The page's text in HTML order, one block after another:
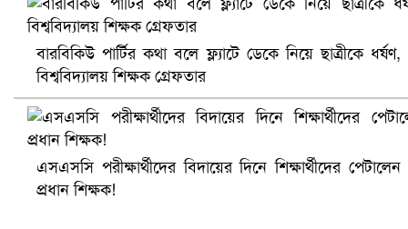
সৌদিতে ব্যাপক ধরপাকড়, এক সপ্তাহেই ২১ হাজারের বেশি
বারবিকিউ পার্টির কথা বলে ফ্ল্যাটে ডেকে নিয়ে ছাত্রীকে ধর্ষণ,
বিশ্ববিদ্যালয় শিক্ষক গ্রেফতার
এসএসসি পরীক্ষার্থীদের বিদায়ের দিনে শিক্ষার্থীদের পেটালেন
প্রধান শিক্ষক!